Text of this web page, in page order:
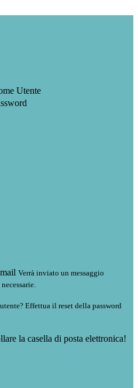
Utente
Verrà inviato un messaggio
Effettua il reset della password
la casella di posta elettronica!